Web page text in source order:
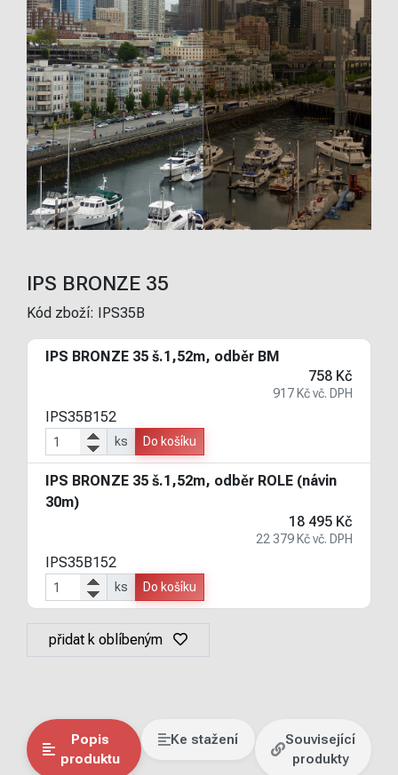
IPS BRONZE 35
Kód zboží: IPS35B
IPS BRONZE 35 š.1,52m, odběr BM
758 Kč
917 Kč vč. DPH
IPS35B152
ks Do košíku
IPS BRONZE 35 š.1,52m, odběr ROLE (návin
30m)
18 495 Kč
22 379 Kč vč. DPH
IPS35B152
ks Do košíku
přidat k oblíbeným
Popis
produktu
Ke stažení
Související
produkty